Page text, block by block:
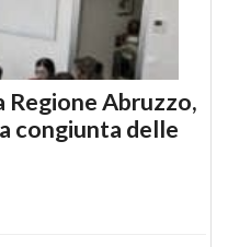
Abruzzo,
congiunta delle